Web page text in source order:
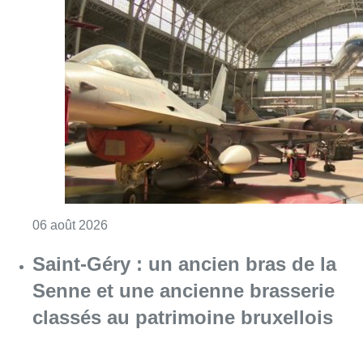
06 août 2026
Saint-Géry : un ancien bras de la
Senne et une ancienne brasserie
classés au patrimoine bruxellois